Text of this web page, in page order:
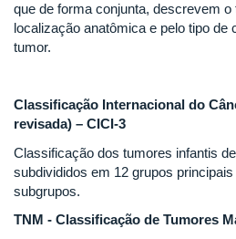
que de forma conjunta, descrevem o
localização anatômica e pelo tipo de
tumor.
Classificação Internacional do
revisada) – CICI-3
Classificação dos tumores infantis
subdivididos em 12 grupos
subgrupos.
TNM - Classificação de Tumores